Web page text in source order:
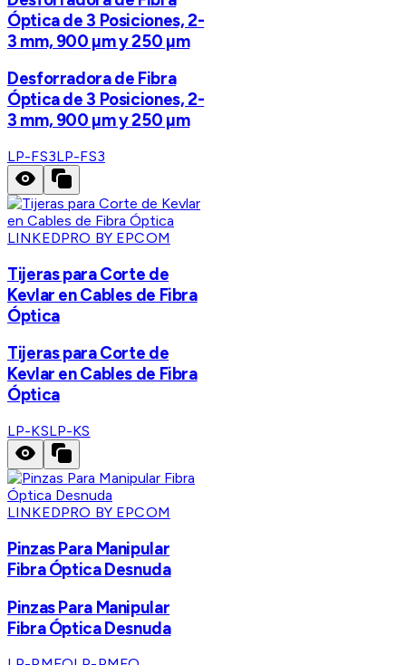
Óptica de 3 Posiciones, 2-
3 mm, 900 µm y 250 µm
Desforradora de Fibra
Óptica de 3 Posiciones, 2-
3 mm, 900 µm y 250 µm
LP-FS3LP-FS3
LINKEDPRO BY EPCOM
Tijeras para Corte de
Kevlar en Cables de Fibra
Óptica
Tijeras para Corte de
Kevlar en Cables de Fibra
Óptica
LP-KSLP-KS
LINKEDPRO BY EPCOM
Pinzas Para Manipular
Fibra Óptica Desnuda
Pinzas Para Manipular
Fibra Óptica Desnuda